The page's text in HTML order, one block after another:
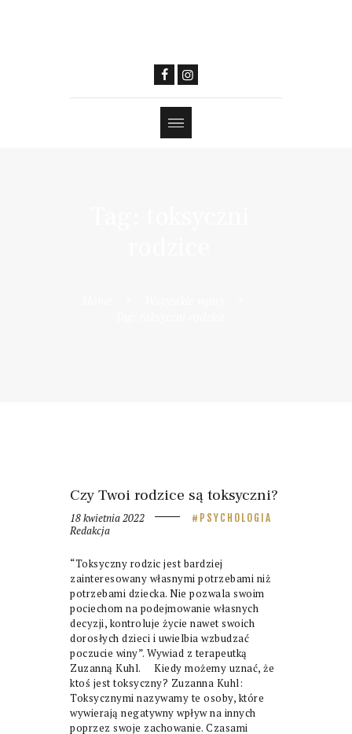
Czy Twoi rodzice są toksyczni?
18 kwietnia 2022 PSYCHOLOGIA
Redakcja
“Toksyczny rodzic jest bardziej
zainteresowany własnymi potrzebami niż
potrzebami dziecka. Nie pozwala swoim
pociechom na podejmowanie własnych
decyzji, kontroluje życie nawet swoich
dorosłych dzieci i uwielbia wzbudzać
poczucie winy”. Wywiad z terapeutką
Zuzanną Kuhl. Kiedy możemy uznać, że
ktoś jest toksyczny? Zuzanna Kuhl:
Toksycznymi nazywamy te osoby, które
wywierają negatywny wpływ na innych
poprzez swoje zachowanie. Czasami